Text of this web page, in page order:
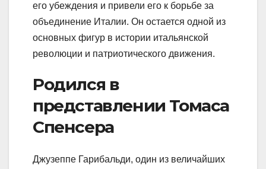
его убеждения и привели его к борьбе за
объединение Италии. Он остается одной из
основных фигур в истории итальянской
революции и патриотического движения.
Родился в
представлении Томаса
Спенсера
Джузеппе Гарибальди, один из величайших